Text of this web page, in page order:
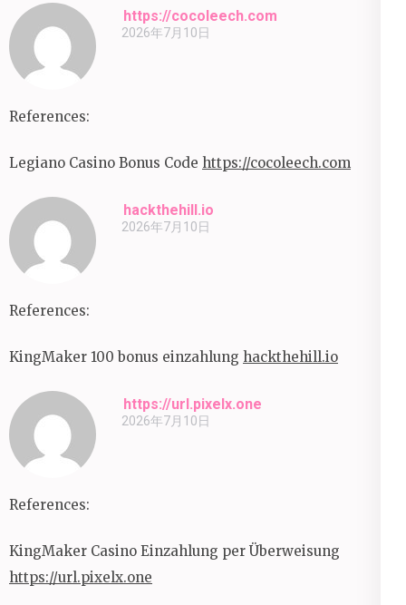
https://cocoleech.com
2026年7月10日
References:
Legiano Casino Bonus Code https://cocoleech.com
hackthehill.io
2026年7月10日
References:
KingMaker 100 bonus einzahlung hackthehill.io
https://url.pixelx.one
2026年7月10日
References:
KingMaker Casino Einzahlung per Überweisung
https://url.pixelx.one